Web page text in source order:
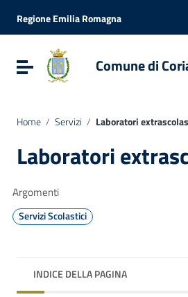
Vai al menu di navigazione
Vai al footer
Regione Emilia Romagna
Attiva / disattiva la navigazione
Comune di
Home / Servizi / Laboratori
Laboratori
Argomenti
Servizi Scolastici
INDICE DELLA PAGINA